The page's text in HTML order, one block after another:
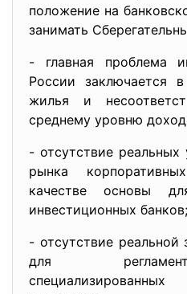
положение на
занимать
- главная проблема
России заключается
жилья и
среднему уровню
- отсутствие реальных
рынка
качестве основы
инвестиционных банков;
- отсутствие реальной
для